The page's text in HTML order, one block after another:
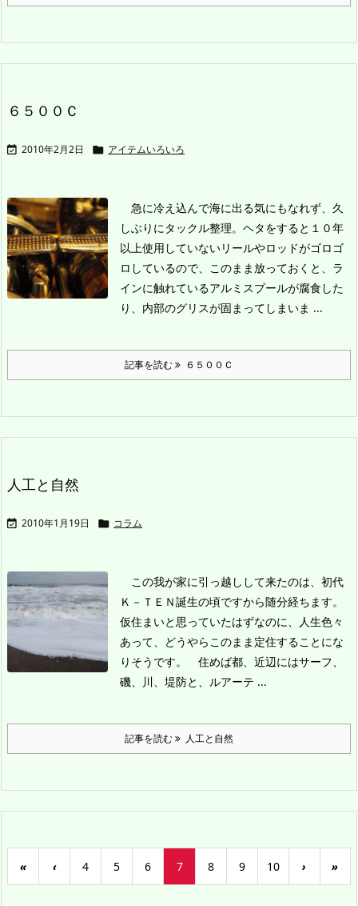
６５００Ｃ
 2010年2月2日  アイテムいろいろ
急に冷え込んで海に出る気にもなれず、久
しぶりにタックル整理。ヘタをすると１０年
以上使用していないリールやロッドがゴロゴ
ロしているので、このまま放っておくと、ラ
インに触れているアルミスプールが腐食した
り、内部のグリスが固まってしまいま ...
記事を読む ６５００Ｃ
人工と自然
 2010年1月19日  コラム
この我が家に引っ越しして来たのは、初代
Ｋ－ＴＥＮ誕生の頃ですから随分経ちます。
仮住まいと思っていたはずなのに、人生色々
あって、どうやらこのまま定住することにな
りそうです。
住めば都、近辺にはサーフ、
磯、川、堤防と、ルアーテ ...
記事を読む 人工と自然
« ‹ 4 5 6 7 8 9 10 › »